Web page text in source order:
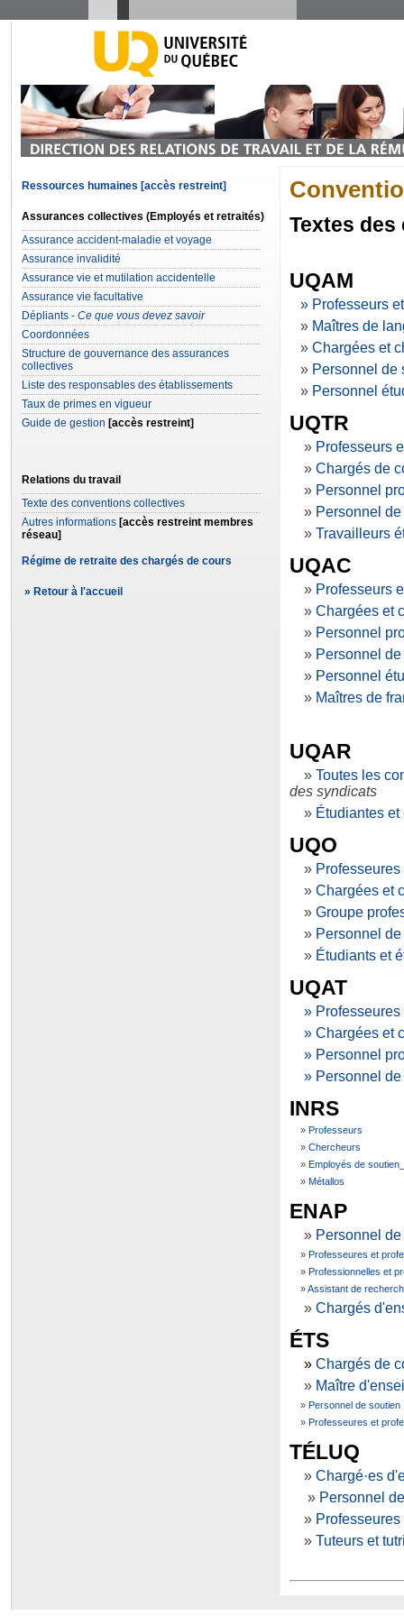
Ressources humaines [accès restreint]
Assurances collectives (Employés et retraités)
Assurance accident-maladie et voyage
Assurance invalidité
Assurance vie et mutilation accidentelle
Assurance vie facultative
Dépliants - Ce que vous devez savoir
Coordonnées
Structure de gouvernance des assurances
collectives
Liste des responsables des établissements
Taux de primes en vigueur
Guide de gestion [accès restreint]
Relations du travail
Texte des conventions collectives
Autres informations [accès restreint membres
réseau]
Régime de retraite des chargés de cours
» Retour à l'accueil
Textes
UQAM
» Professeurs
» Maîtres de
» Chargées et
» Personnel de
» Personnel
UQTR
» Professeurs
» Chargés de
» Personnel
» Personnel
» Travailleurs
UQAC
» Professeurs
» Chargées et
» Personnel
» Personnel
» Personnel
» Maîtres de
UQAR
» Toutes les
des syndicats
» Étudiantes et
UQO
»
» Chargées et
» Groupe
» Personnel
» Étudiants et
UQAT
»
» Chargées et
» Personnel
» Personnel
INRS
» Professeurs
» Chercheurs
» Employés de
» Métallos
ENAP
» Personnel
» Professeures et
» Professionnelles et
»Assistant de
» Chargés
ÉTS
» Chargés de
» Maître d'
» Personnel de soutien
» Professeures et
TÉLUQ
» Chargé·es
» Personnel
»
» Tuteurs et